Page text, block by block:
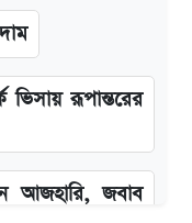
ভিসায় রূপান্তরের
আজহারি, জবাব